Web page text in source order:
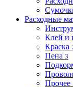
Расходные
Клей и
Краска
Пена 3
Прочее